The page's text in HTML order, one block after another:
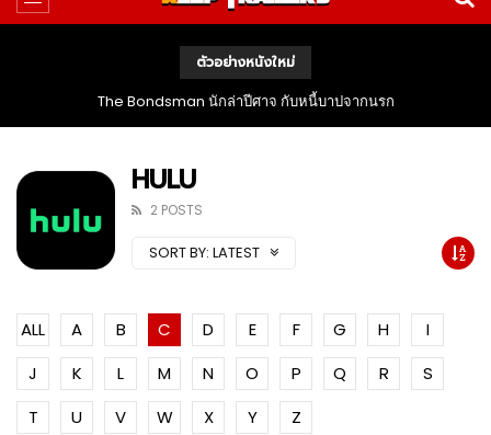
ตัวอย่างหนังใหม่
The Bondsman นักล่าปีศาจ กับหนี้บาปจากนรก
HULU
2 POSTS
SORT BY: LATEST
ALL A B C D E F G H
I
J
K L M N O P Q R
S
T
U V W X Y Z